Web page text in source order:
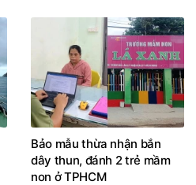
Bảo mẫu thừa nhận bắn
dây thun, đánh 2 trẻ mầm
non ở TPHCM